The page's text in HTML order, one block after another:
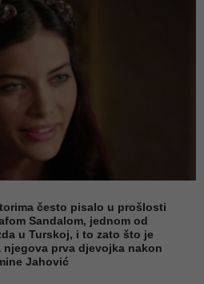
često pisalo u prošlosti
Sandalom, jednom od
u Turskoj, i to zato što je
prva djevojka nakon
Jahović